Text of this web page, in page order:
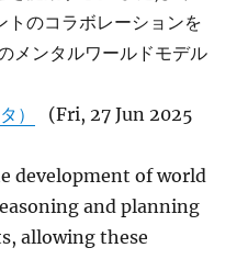
トのコラボレーションを
メンタルワールドモデル
）
(Fri, 27 Jun 2025
development of world
and planning
allowing these